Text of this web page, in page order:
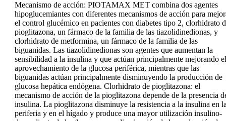
Mecanismo de acción: PIOTAMAX MET combina dos agentes
hipoglucemiantes con diferentes mecanismos de acción para
el control glucémico en pacientes con diabetes tipo 2, clorhidrato
pioglitazona, un fármaco de la familia de las tiazolidinedionas, y
clorhidrato de metformina, un fármaco de la familia de las
biguanidas. Las tiazolidinedionas son agentes que aumentan la
sensibilidad a la insulina y que actúan principalmente mejorando el
aprovechamiento de la glucosa periférica, mientras que las
biguanidas actúan principalmente disminuyendo la producción de
glucosa hepática endógena. Clorhidrato de pioglitazona: el
mecanismo de acción de la pioglitazona depende de la presencia
insulina. La pioglitazona disminuye la resistencia a la insulina en
periferia y en el hígado y produce una mayor utilización insulino-